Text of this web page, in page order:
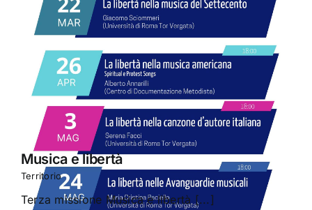
Musica e libertà
Territorio
Terza missione Musica e libertà [...]